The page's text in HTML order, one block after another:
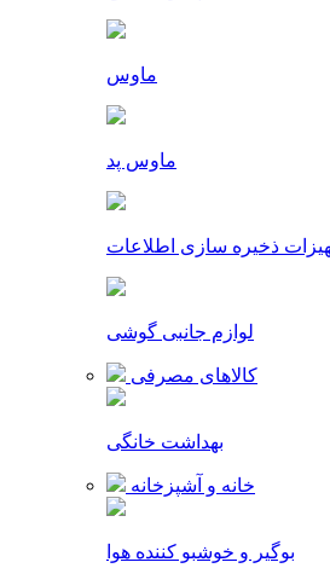
ماوس
ماوس پد
ذخیره سازی اطلاعات
لوازم جانبی گوشی
کالاهای مصرفی
بهداشت خانگی
خانه و آشپزخانه
بوگیر و خوشبو کننده هوا